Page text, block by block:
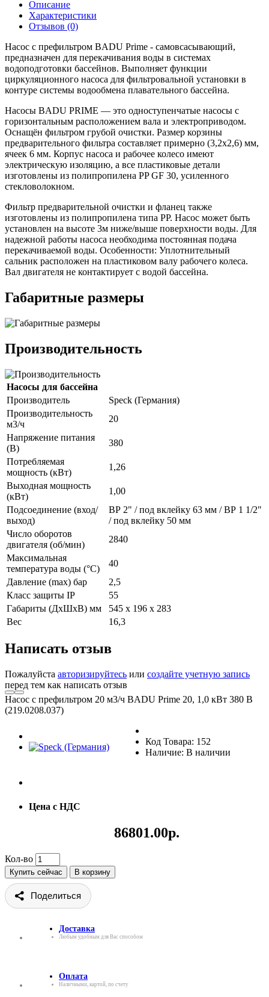
Описание
Характеристики
Отзывов (0)
Насос с префильтром BADU Prime - самовсасывающий,
предназначен для перекачивания воды в системах
водоподготовки бассейнов. Выполняет функции
циркуляционного насоса для фильтровальной установки в
контуре системы водообмена плавательного бассейна.
Насосы BADU PRIME — это одноступенчатые насосы с
горизонтальным расположением вала и электроприводом.
Оснащён фильтром грубой очистки. Размер корзины
предварительного фильтра составляет примерно (3,2x2,6) мм,
ячеек 6 мм. Корпус насоса и рабочее колесо имеют
электрическую изоляцию, а все пластиковые детали
изготовлены из полипропилена PP GF 30, усиленного
стекловолокном.
Фильтр предварительной очистки и фланец также
изготовлены из полипропилена типа PP. Насос может быть
установлен на высоте 3м ниже/выше поверхности воды. Для
надежной работы насоса необходима постоянная подача
перекачиваемой воды. Особенности: Уплотнительный
сальник расположен на пластиковом валу рабочего колеса.
Вал двигателя не контактирует с водой бассейна.
Габаритные размеры
Производительность
Насосы для бассейна
Производитель
Speck (Германия)
Производительность
м3/ч
20
Напряжение питания
(В)
380
Потребляемая
мощность (кВт)
1,26
Выходная мощность
(кВт)
1,00
Подсоединение (вход/
выход)
ВР 2" / под вклейку 63 мм / ВР 1 1/2"
/ под вклейку 50 мм
Число оборотов
двигателя (об/мин)
2840
Максимальная
температура воды (°С)
40
Давление (max) бар
2,5
Класс защиты IP
55
Габариты (ДxШxВ) мм
545 x 196 x 283
Вес
16,3
Написать отзыв
Пожалуйста авторизируйтесь или создайте учетную запись
перед тем как написать отзыв
Насос с префильтром 20 м3/ч BADU Prime 20, 1,0 кВт 380 В
(219.0208.037)
Код Товара: 152
Наличие: В наличии
Цена с НДС
86801.00р.
Кол-во
Купить сейчас В корзину
Поделиться
Доставка
Любым удобным для Вас способом
Оплата
Наличными, картой, по счету